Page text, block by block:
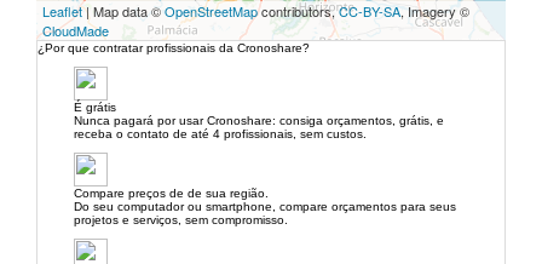
Leaflet| Map data ©OpenStreetMapcontributors,CC-BY-SA, Imagery ©
CloudMade
¿Por que contratar profissionais da Cronoshare?
É grátis
Nunca pagará por usar Cronoshare: consiga orçamentos, grátis, e
receba o contato de até 4 profissionais, sem custos.
Compare preços de de sua região.
Do seu computador ou smartphone, compare orçamentos para seus
projetos e serviços, sem compromisso.